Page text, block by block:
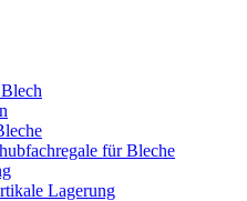
für Bleche
Lagerung